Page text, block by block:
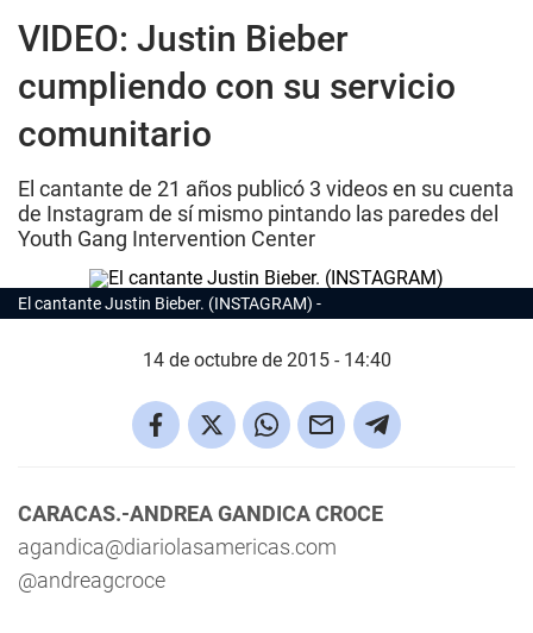
VIDEO: Justin Bieber
cumpliendo con su servicio
comunitario
El cantante de 21 años publicó 3 videos en su cuenta
de Instagram de sí mismo pintando las paredes del
Youth Gang Intervention Center
El cantante Justin Bieber. (INSTAGRAM)
14 de octubre de 2015 - 14:40
CARACAS.-ANDREA GANDICA CROCE
agandica@diariolasamericas.com
@andreagcroce